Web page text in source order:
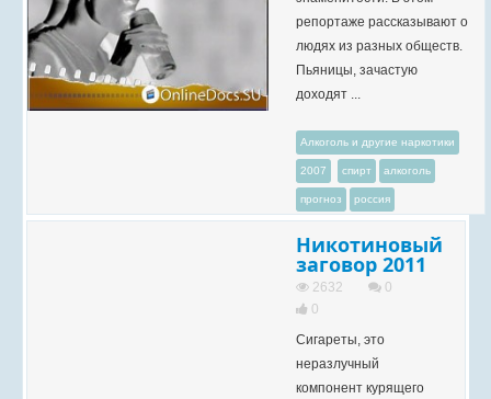
репортаже рассказывают о
людях из разных обществ.
Пьяницы, зачастую
доходят ...
Алкоголь и другие наркотики
2007 спирт алкоголь
прогноз россия
Никотиновый
заговор 2011
2632
0
0
Сигареты, это
неразлучный
компонент курящего